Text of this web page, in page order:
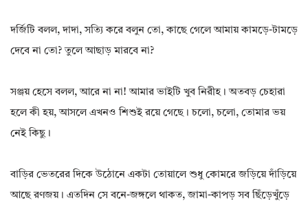
দর্জিটি বলল, দাদা, সত্যি করে বলুন তো, কাছে গেলে আমায় কামড়ে-টামড়ে
দেবে না তো? তুলে আছাড় মারবে না?
সঞ্জয় হেসে বলল, আরে না না! আমার ভাইটি খুব নিরীহ। অতবড় চেহারা
হলে কী হয়, আসলে এখনও শিশুই রয়ে গেছে। চলো, চলো, তোমার ভয়
নেই কিছু।
বাড়ির ভেতরের দিকে উঠোনে একটা তোয়ালে শুধু কোমরে জড়িয়ে দাঁড়িয়ে
আছে রণজয়। এতদিন সে বনে-জঙ্গলে থাকত, জামা-কাপড় সব ছিঁড়েখুঁড়ে